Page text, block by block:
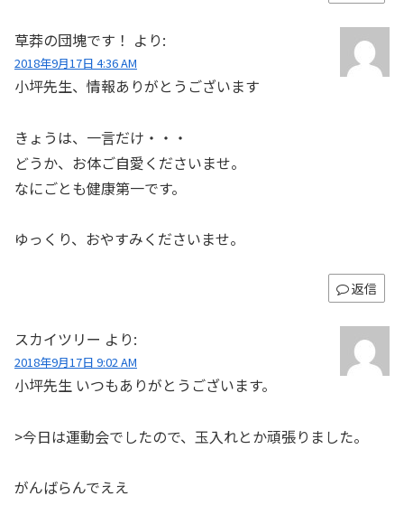
草莽の団塊です！ より:
2018年9月17日 4:36 AM
小坪先生、情報ありがとうございます
きょうは、一言だけ・・・
どうか、お体ご自愛くださいませ。
なにごとも健康第一です。
ゆっくり、おやすみくださいませ。
返信
スカイツリー より:
2018年9月17日 9:02 AM
小坪先生 いつもありがとうございます。
>今日は運動会でしたので、玉入れとか頑張りました。
がんばらんでええ